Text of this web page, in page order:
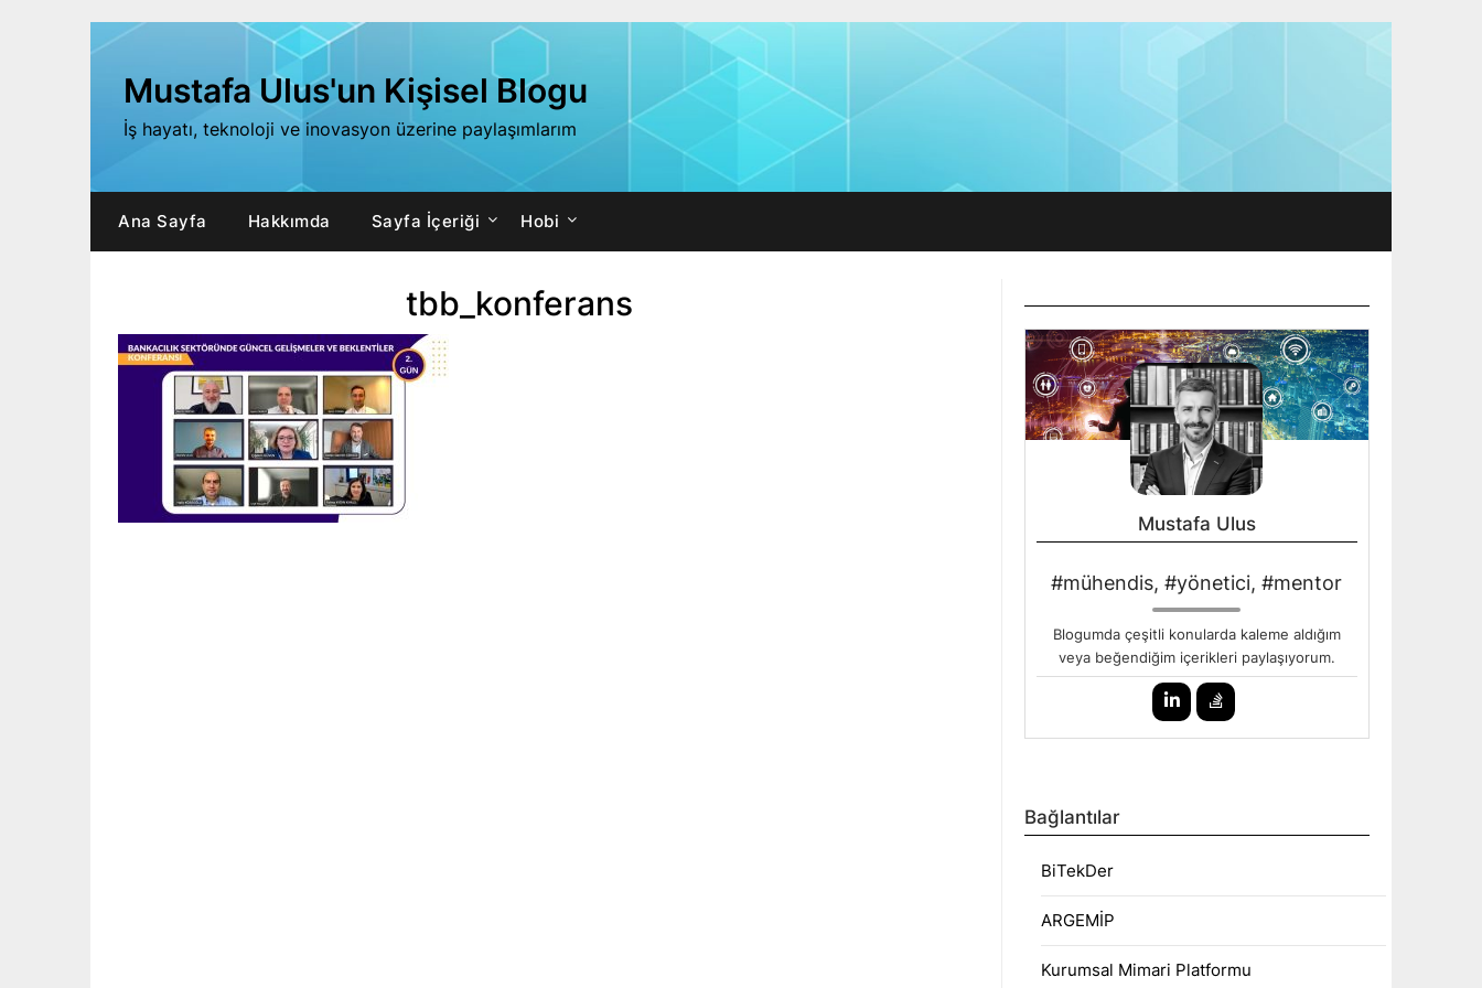
Mustafa Ulus'un Kişisel Blogu
İş hayatı, teknoloji ve inovasyon üzerine paylaşımlarım
Ana Sayfa Hakkımda Sayfa İçeriği Hobi
tbb_konferans
Mustafa Ulus
#mühendis, #yönetici, #mentor
Blogumda çeşitli konularda kaleme aldığım
veya beğendiğim içerikleri paylaşıyorum.
Bağlantılar
BiTekDer
ARGEMİP
Kurumsal Mimari Platformu